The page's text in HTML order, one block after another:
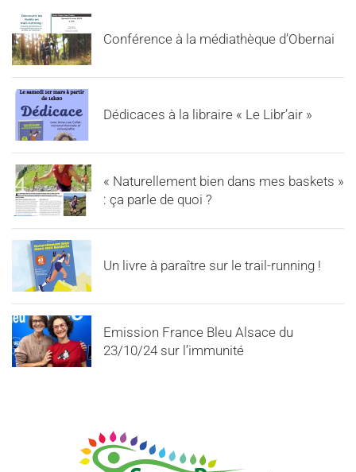
Conférence à la médiathèque d’Obernai
Dédicaces à la libraire « Le Libr’air »
« Naturellement bien dans mes baskets »
: ça parle de quoi ?
Un livre à paraître sur le trail-running !
Emission France Bleu Alsace du
23/10/24 sur l’immunité